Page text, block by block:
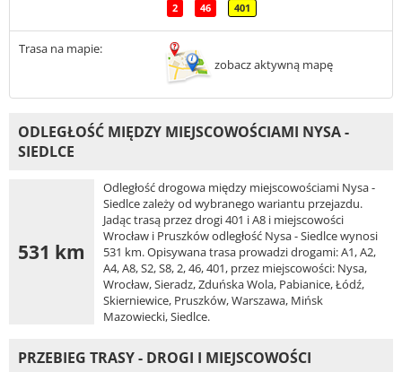
2 46 401
Trasa na mapie:
zobacz aktywną mapę
ODLEGŁOŚĆ MIĘDZY MIEJSCOWOŚCIAMI NYSA -
SIEDLCE
531 km
Odległość drogowa między miejscowościami Nysa -
Siedlce zależy od wybranego wariantu przejazdu.
Jadąc trasą przez drogi 401 i A8 i miejscowości
Wrocław i Pruszków odległość Nysa - Siedlce wynosi
531 km. Opisywana trasa prowadzi drogami: A1, A2,
A4, A8, S2, S8, 2, 46, 401, przez miejscowości: Nysa,
Wrocław, Sieradz, Zduńska Wola, Pabianice, Łódź,
Skierniewice, Pruszków, Warszawa, Mińsk
Mazowiecki, Siedlce.
PRZEBIEG TRASY - DROGI I MIEJSCOWOŚCI